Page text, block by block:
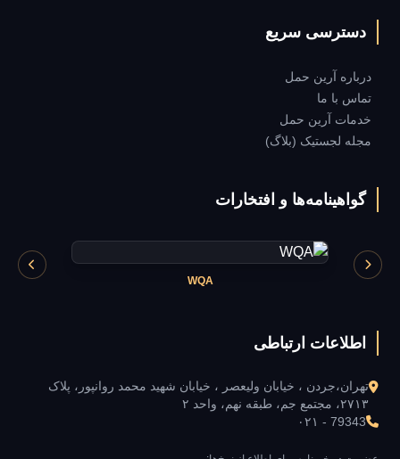
دسترسی سریع
درباره آرین حمل
تماس با ما
خدمات آرین حمل
مجله لجستیک (بلاگ)
گواهینامه‌ها و افتخارات
WQA
اطلاعات ارتباطی
تهران،جردن ، خیابان ولیعصر ، خیابان شهید محمد روانپور، پلاک
۲۷۱۳، مجتمع جم، طبقه نهم، واحد ۲
۰۲۱ - 79343